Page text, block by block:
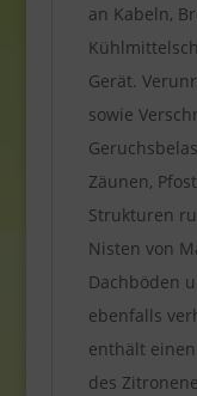
an Kabeln,
Gerät.
sowie
Zäunen,
Strukturen
Nisten von
Dachböden
ebenfalls
enthält
des